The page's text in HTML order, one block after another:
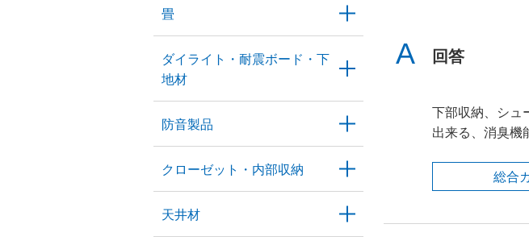
畳
ダイライト・耐震ボード・下
地材
防音製品
クローゼット・内部収納
天井材
回答
下部収納、シュ
出来る、消臭機
総合